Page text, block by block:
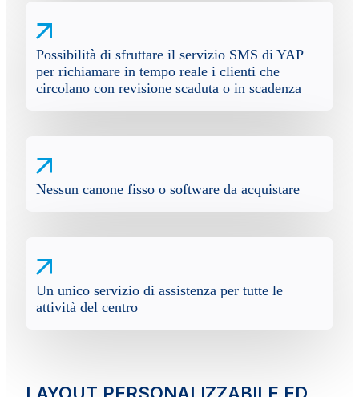
Possibilità di sfruttare il servizio SMS di YAP
per richiamare in tempo reale i clienti che
circolano con revisione scaduta o in scadenza
Nessun canone fisso o software da acquistare
Un unico servizio di assistenza per tutte le
attività del centro